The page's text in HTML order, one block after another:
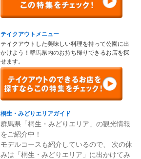
テイクアウトメニュー
テイクアウトした美味しい料理を持って公園に出
かけよう！群馬県内のお持ち帰りできるお店を探
せます。
桐生・みどりエリアガイド
群馬県「桐生・みどりエリア」の観光情報
をご紹介中！
モデルコースも紹介しているので、 次の休
みは「桐生・みどりエリア」に出かけてみ